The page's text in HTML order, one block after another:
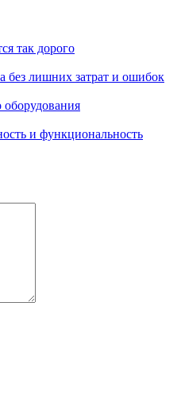
так дорого
без лишних затрат и ошибок
и функциональность